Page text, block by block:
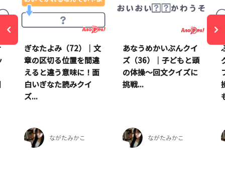
ぎなたよみ（72）｜文
章の区切る位置を間違
えると違う意味に！面
白いぎなた読みクイ
ズ...
ながたみかこ
あなうめかいぶんクイ
ズ（36）｜子どもと頭
の体操～回文クイズに
挑戦...
ながたみかこ